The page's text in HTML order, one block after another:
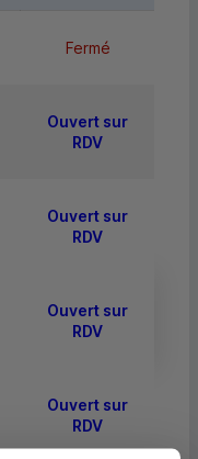
Fermé
Ouvert sur
RDV
Ouvert sur
RDV
Ouvert sur
RDV
Ouvert sur
RDV